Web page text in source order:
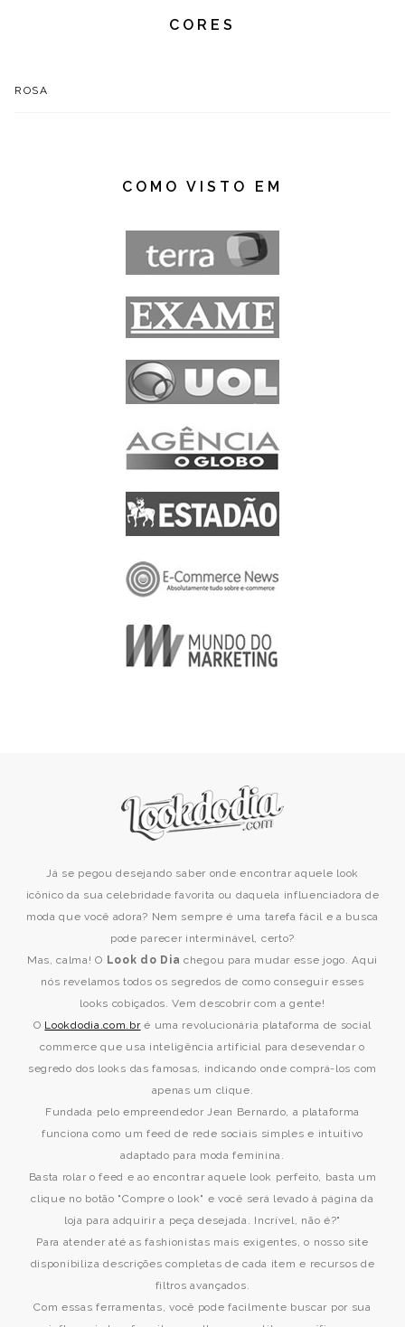
CORES
ROSA
COMO VISTO EM
Já se pegou desejando saber onde encontrar aquele look
icônico da sua celebridade favorita ou daquela influenciadora de
moda que você adora? Nem sempre é uma tarefa fácil e a busca
pode parecer interminável, certo?
Mas, calma! O Look do Dia chegou para mudar esse jogo. Aqui
nós revelamos todos os segredos de como conseguir esses
looks cobiçados. Vem descobrir com a gente!
O Lookdodia.com.bré uma revolucionária plataforma de social
commerce que usa inteligência artificial para desevendar o
segredo dos looks das famosas, indicando onde comprá-los com
apenas um clique.
Fundada pelo empreendedor Jean Bernardo, a plataforma
funciona como um feed de rede sociais simples e intuitivo
adaptado para moda feminina.
Basta rolar o feed e ao encontrar aquele look perfeito, basta um
clique no botão "Compre o look" e você será levado à página da
loja para adquirir a peça desejada. Incrível, não é?"
Para atender até as fashionistas mais exigentes, o nosso site
disponibiliza descrições completas de cada item e recursos de
filtros avançados.
Com essas ferramentas, você pode facilmente buscar por sua